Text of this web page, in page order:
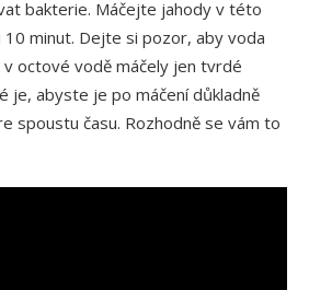
bakterie. Máčejte jahody v této
minut. Dejte si pozor, aby voda
octové vodě máčely jen tvrdé
je, abyste je po máčení důkladně
spoustu času. Rozhodně se vám to